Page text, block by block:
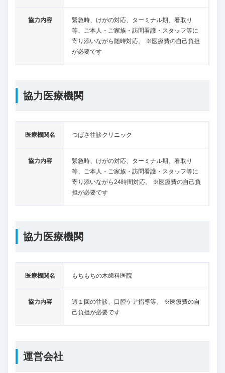
協力内容
緊急時、けがの対応、ターミナル期、看取り
等、ご本人・ご家族・訪問看護・スタッフ等に
寄り添いながら随時対応。 ※医療費の自己負担
が必要です
協力医療機関
医療機関名 つばさ往診クリニック
協力内容
緊急時、けがの対応、ターミナル期、看取り
等、ご本人・ご家族・訪問看護・スタッフ等に
寄り添いながら24時間対応。 ※医療費の自己負
担が必要です
協力医療機関
医療機関名 もちもちの木歯科医院
協力内容
週１回の往診、口腔ケア指導等。 ※医療費の自
己負担が必要です
運営会社